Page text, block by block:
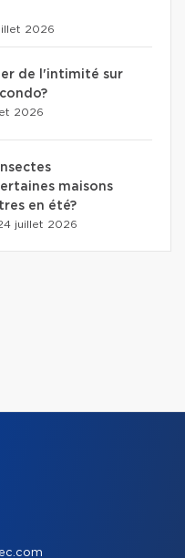
2026
de l'intimité sur
2026
maisons
en été?
juillet 2026